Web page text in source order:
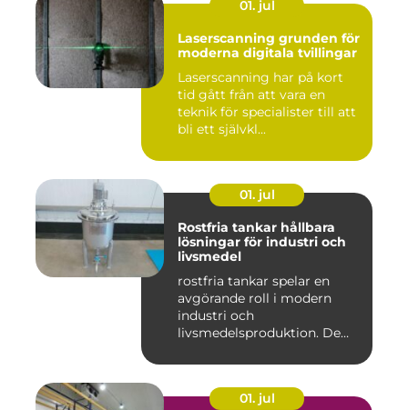
01. jul
Laserscanning grunden för
moderna digitala tvillingar
Laserscanning har på kort
tid gått från att vara en
teknik för specialister till att
bli ett självkl...
01. jul
Rostfria tankar hållbara
lösningar för industri och
livsmedel
rostfria tankar spelar en
avgörande roll i modern
industri och
livsmedelsproduktion. De
01. jul